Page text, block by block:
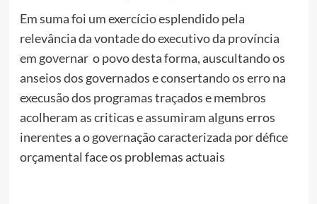
Em suma foi um exercício esplendido pela
relevância da vontade do executivo da província
em governar o povo desta forma, auscultando os
anseios dos governados e consertando os erro na
execusão dos programas traçados e membros
acolheram as criticas e assumiram alguns erros
inerentes a o governação caracterizada por défice
orçamental face os problemas actuais